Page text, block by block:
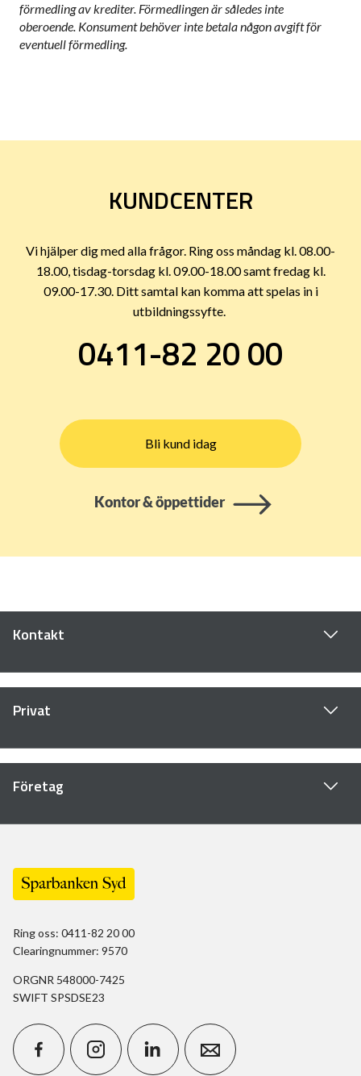
förmedling av krediter. Förmedlingen är således inte
oberoende. Konsument behöver inte betala någon avgift för
eventuell förmedling.
KUNDCENTER
Vi hjälper dig med alla frågor. Ring oss måndag kl. 08.00-
18.00, tisdag-torsdag kl. 09.00-18.00 samt fredag kl.
09.00-17.30. Ditt samtal kan komma att spelas in i
utbildningssyfte.
0411-82 20 00
Bli kund idag
Kontor & öppettider
Kontakt
Privat
Företag
Ring oss: 0411-82 20 00
Clearingnummer: 9570
ORGNR 548000-7425
SWIFT SPSDSE23